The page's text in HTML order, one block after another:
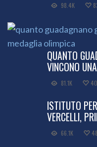
98.4K
QUANTO
VINCONO
81.1K 40
ISTITUTO
VERCELLI,
66.1K 48